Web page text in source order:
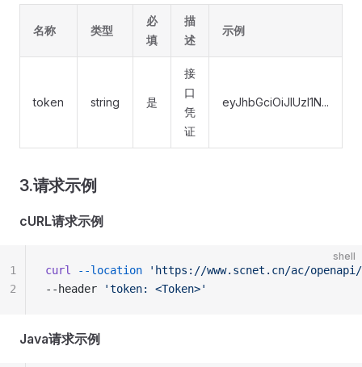
名称 类型
必
填
描
述
示例
token string 是
接
口
凭
证
eyJhbGciOiJIUzI1N...
3.请求示例
cURL请求示例
shell
curl --location 'https://www.scnet.cn/ac/
--header
'token: <Token>'
1
2
Java请求示例